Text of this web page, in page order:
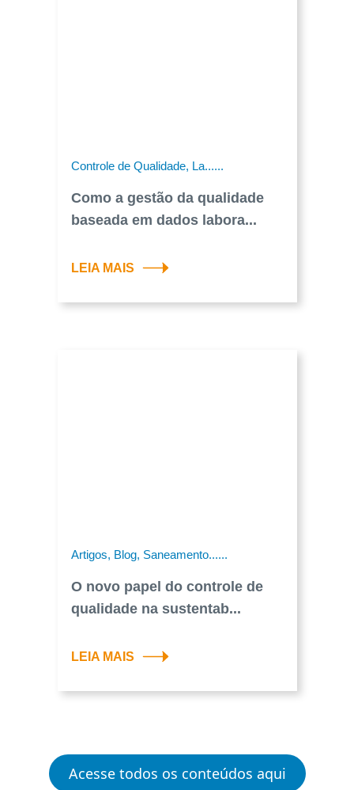
Controle de Qualidade, La......
Como a gestão da qualidade
baseada em dados labora...
LEIA MAIS
Artigos, Blog, Saneamento......
O novo papel do controle de
qualidade na sustentab...
LEIA MAIS
Acesse todos os conteúdos aqui